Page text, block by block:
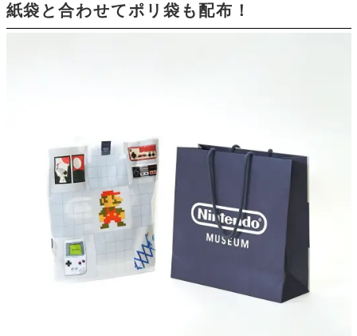
紙袋と合わせてポリ袋も配布！